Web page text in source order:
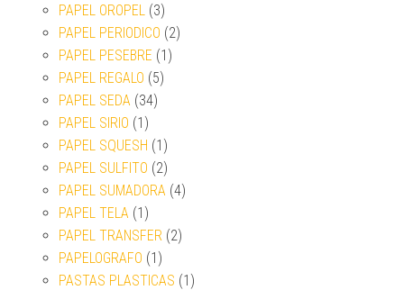
PAPEL OROPEL (3)
PAPEL PERIODICO (2)
PAPEL PESEBRE (1)
PAPEL REGALO (5)
PAPEL SEDA (34)
PAPEL SIRIO (1)
PAPEL SQUESH (1)
PAPEL SULFITO (2)
PAPEL SUMADORA (4)
PAPEL TELA (1)
PAPEL TRANSFER (2)
PAPELOGRAFO (1)
PASTAS PLASTICAS (1)